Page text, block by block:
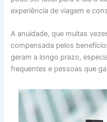
experiência de viagem e
A anuidade, que muitas
compensada pelos
geram a longo prazo,
frequentes e pessoas que